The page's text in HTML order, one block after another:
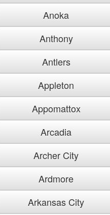
Anoka
Anthony
Antlers
Appleton
Appomattox
Arcadia
Archer City
Ardmore
Arkansas City